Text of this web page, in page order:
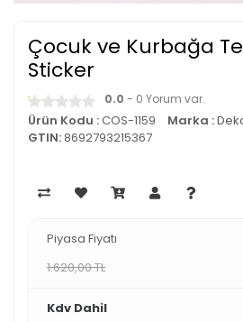
Çocuk ve Kurbağa
Sticker
0.0 - 0 Yorum var.
Ürün Kodu :COS-1159 Marka :
GTIN:8692793215367
Piyasa Fiyatı
1.620,00 TL
Kdv Dahil